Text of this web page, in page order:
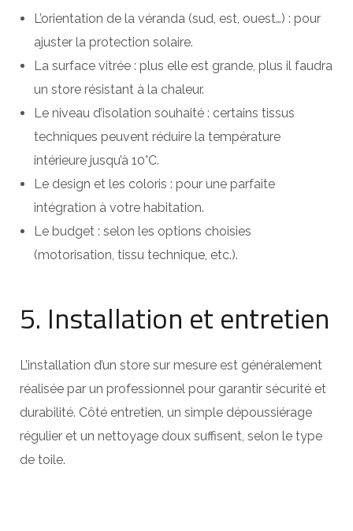
L’orientation de la véranda (sud, est, ouest…) : pour
ajuster la protection solaire.
La surface vitrée : plus elle est grande, plus il faudra
un store résistant à la chaleur.
Le niveau d’isolation souhaité : certains tissus
techniques peuvent réduire la température
intérieure jusqu’à 10°C.
Le design et les coloris : pour une parfaite
intégration à votre habitation.
Le budget : selon les options choisies
(motorisation, tissu technique, etc.).
5. Installation et entretien
L’installation d’un store sur mesure est généralement
réalisée par un professionnel pour garantir sécurité et
durabilité. Côté entretien, un simple dépoussiérage
régulier et un nettoyage doux suffisent, selon le type
de toile.